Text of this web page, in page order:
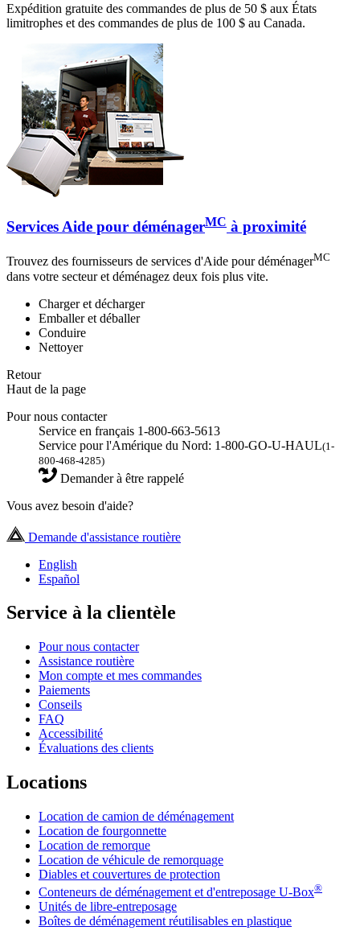
Expédition gratuite des commandes de plus de 50 $ aux États
limitrophes et des commandes de plus de 100 $ au Canada.
Services Aide pour déménagerMC à proximité
Trouvez des fournisseurs de services d'Aide pour déménagerMC
dans votre secteur et déménagez deux fois plus vite.
Charger et décharger
Emballer et déballer
Conduire
Nettoyer
Retour
Haut de la page
Pour nous contacter
Service en français 1-800-663-5613
Service pour l'Amérique du Nord: 1-800-GO-U-HAUL(1-
800-468-4285)
Demander à être rappelé
Vous avez besoin d'aide?
Demande d'assistance routière
English
Español
Service à la clientèle
Pour nous contacter
Assistance routière
Mon compte et mes commandes
Paiements
Conseils
FAQ
Accessibilité
Évaluations des clients
Locations
Location de camion de déménagement
Location de fourgonnette
Location de remorque
Location de véhicule de remorquage
Diables et couvertures de protection
Conteneurs de déménagement et d'entreposage U-Box®
Unités de libre-entreposage
Boîtes de déménagement réutilisables en plastique